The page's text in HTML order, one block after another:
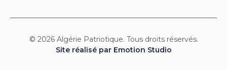
© 2026 Algérie Patriotique. Tous droits réservés.
Site réalisé par Emotion Studio